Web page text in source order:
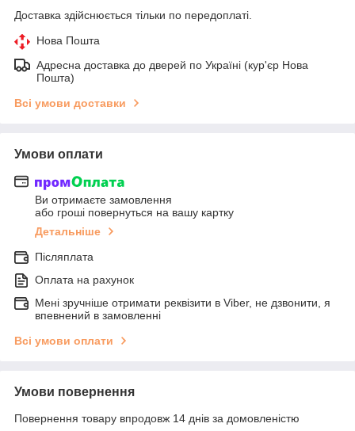
Доставка здійснюється тільки по передоплаті.
Нова Пошта
Адресна доставка до дверей по Україні (кур'єр Нова
Пошта)
Всі умови доставки
Умови оплати
Ви отримаєте замовлення
або гроші повернуться на вашу картку
Детальніше
Післяплата
Оплата на рахунок
Мені зручніше отримати реквізити в Viber, не дзвонити, я
впевнений в замовленні
Всі умови оплати
Умови повернення
Повернення товару впродовж 14 днів за домовленістю